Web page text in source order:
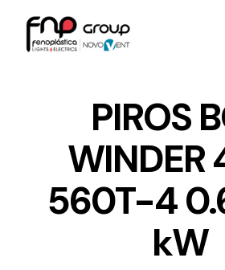
Iluminación y Material
Noticias
Proyectos
Sobre
PIROS
560T-4
kW